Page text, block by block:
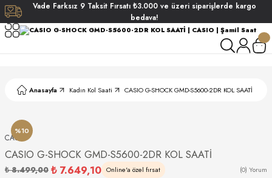
Vade Farksız 9 Taksit Fırsatı ₺3.000 ve üzeri siparişlerde kargo
bedava!
Anasayfa Kadın Kol Saati CASIO G-SHOCK GMD-S5600-2DR KOL SAATİ
%10
CASIO
CASIO G-SHOCK GMD-S5600-2DR KOL SAATİ
₺ 8.499,00 ₺ 7.649,10 Online'a özel fırsat (0) Yorum